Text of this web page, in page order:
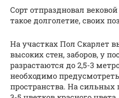
Сорт отпраздновал
такое долголетие, своих
На участках Пол Скарлет
высоких стен, заборов, у
разрастаются до 2,5-3
необходимо
пространства. На сильных